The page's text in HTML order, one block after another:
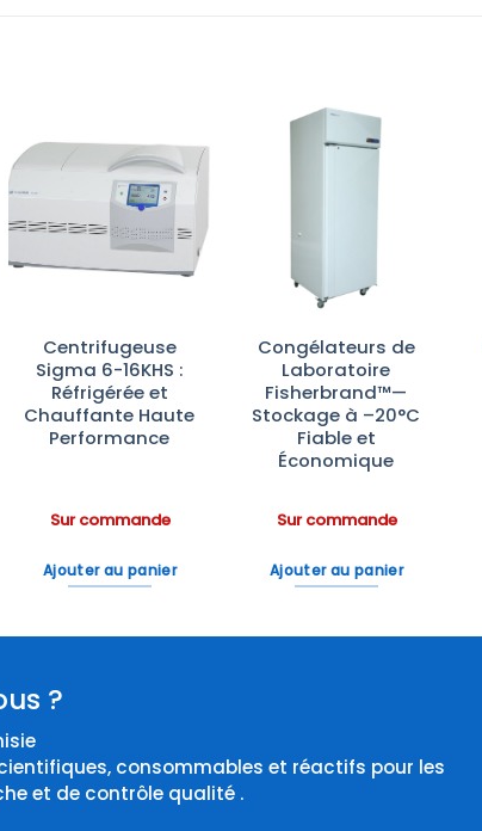
Ajouter
d’envies
Centrifugeuse
Sigma 6-16KHS :
Réfrigérée et
Chauffante Haute
Performance
Sur commande
Ajouter au panier
Congélateurs de
Laboratoire
Fisherbrand™—
Stockage à –20°C
Fiable et
Économique
Sur commande
Ajouter au panier
?
consommables et réactifs pour les
et de contrôle qualité .